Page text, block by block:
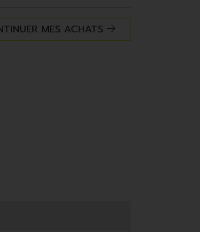
gratuite)
MES ACHATS